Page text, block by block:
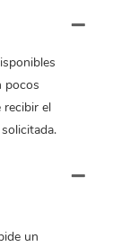
pocos
recibir el
un